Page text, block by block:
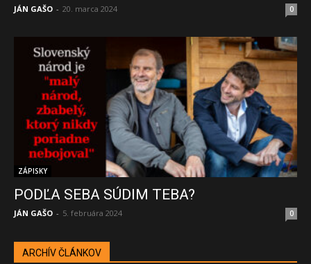
JÁN GAŠO - 20. marca 2024 0
ZÁPISKY
PODĽA SEBA SÚDIM TEBA?
JÁN GAŠO - 5. februára 2024 0
ARCHÍV ČLÁNKOV